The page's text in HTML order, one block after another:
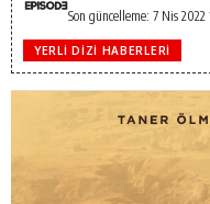
Son güncelleme: 7 Nis 2022
YERLI DIZI HABERLERI